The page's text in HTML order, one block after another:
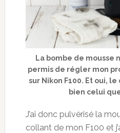
La bombe de mousse
permis de régler mon
sur Nikon F100. Et oui,
bien celui
J’ai donc pulvérisé la
collant de mon F100 et